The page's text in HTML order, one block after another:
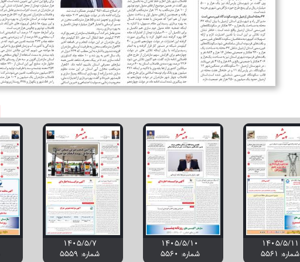
۱۴۰۵/۵/۱۱
شماره: 5561
۱۴۰۵/۵/۱۰
شماره: 5560
۱۴۰۵/۵/۷
شماره: 5559